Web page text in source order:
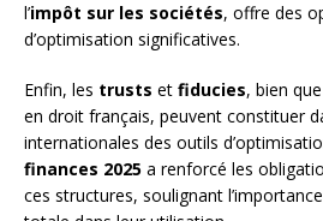
l’impôt sur les sociétés, offre des
d’optimisation significatives.
Enfin, les trusts et fiducies, bien
en droit français, peuvent constituer
internationales des outils
finances 2025 a renforcé les
ces structures, soulignant